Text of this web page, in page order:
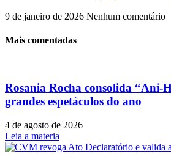
9 de janeiro de 2026 Nenhum comentário
Mais comentadas
Rosania Rocha consolida “Ani-
grandes espetáculos do ano
4 de agosto de 2026
Leia a materia